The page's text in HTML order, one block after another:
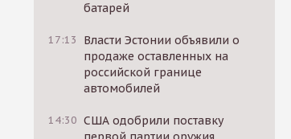
батарей
17:13
Власти Эстонии объявили о
продаже оставленных на
российской границе
автомобилей
14:30 США одобрили поставку